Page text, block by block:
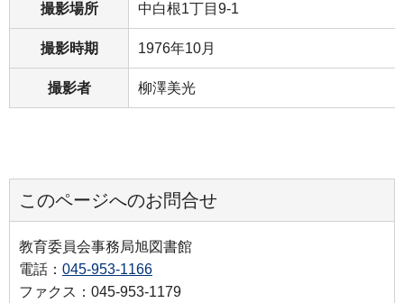
撮影場所 中白根1丁目9-1
撮影時期 1976年10月
撮影者 柳澤美光
このページへのお問合せ
教育委員会事務局旭図書館
電話： 045-953-1166
ファクス：045-953-1179